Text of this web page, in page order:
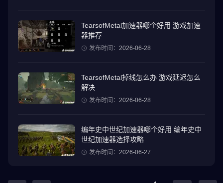
TearsofMetal加速器哪个好用 游戏加速
器推荐
发布时间： 2026-06-28
TearsofMetal掉线怎么办 游戏延迟怎么
解决
发布时间： 2026-06-28
编年史中世纪加速器哪个好用 编年史中
世纪加速器选择攻略
发布时间： 2026-06-27